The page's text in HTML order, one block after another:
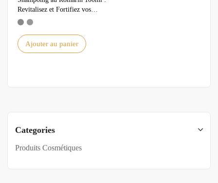
Categories
Produits Cosmétiques
Revitalisez et Fortifiez vos
Cheveux Naturellement
Ajouter au panier